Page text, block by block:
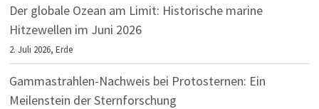
Der globale Ozean am Limit: Historische marine
Hitzewellen im Juni 2026
2. Juli 2026,Erde
Gammastrahlen-Nachweis bei Protosternen: Ein
Meilenstein der Sternforschung